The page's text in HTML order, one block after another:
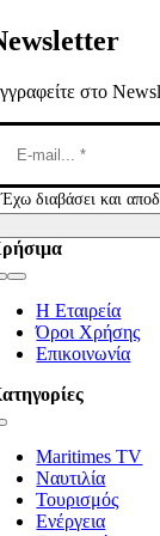
στο
Έχω διαβάσει και
Η Εταιρεία
Όροι Χρήσης
Επικοινωνία
Maritimes TV
Ναυτιλία
Τουρισμός
Ενέργεια